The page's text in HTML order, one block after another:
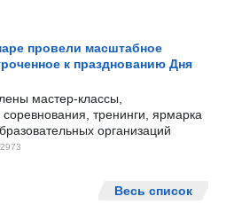
провели масштабное
к празднованию Дня
мастер-классы,
тренинги, ярмарка
организаций
2973
Весь список